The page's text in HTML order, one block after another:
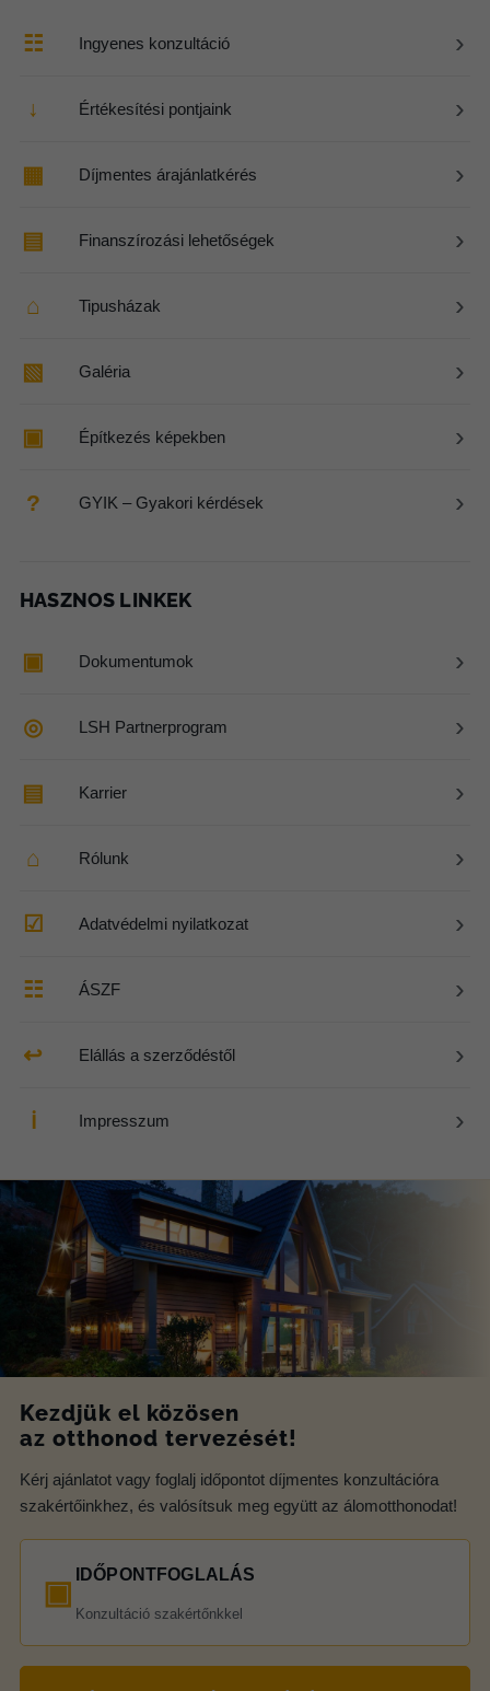
☷ Ingyenes konzultáció ›
↓ Értékesítési pontjaink ›
▦ Díjmentes árajánlatkérés ›
▤ Finanszírozási lehetőségek ›
⌂ Tipusházak ›
▧ Galéria ›
▣ Építkezés képekben ›
? GYIK – Gyakori kérdések ›
HASZNOS LINKEK
▣ Dokumentumok ›
◎ LSH Partnerprogram ›
▤ Karrier ›
⌂ Rólunk ›
☑ Adatvédelmi nyilatkozat ›
☷ ÁSZF ›
↩ Elállás a szerződéstől ›
ℹ Impresszum ›
Kezdjük el közösen
az otthonod tervezését!
Kérj ajánlatot vagy foglalj időpontot díjmentes konzultációra
szakértőinkhez, és valósítsuk meg együtt az álomotthonodat!
▣ IDŐPONTFOGLALÁS
Konzultáció szakértőnkkel